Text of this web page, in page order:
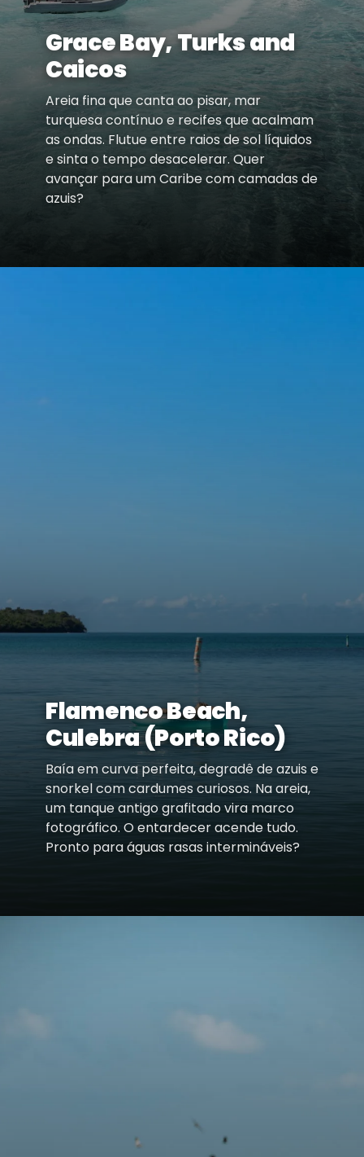
Grace Bay, Turks and
Caicos
Areia fina que canta ao pisar, mar
turquesa contínuo e recifes que acalmam
as ondas. Flutue entre raios de sol líquidos
e sinta o tempo desacelerar. Quer
avançar para um Caribe com camadas de
azuis?
Flamenco Beach,
Culebra (Porto Rico)
Baía em curva perfeita, degradê de azuis e
snorkel com cardumes curiosos. Na areia,
um tanque antigo grafitado vira marco
fotográfico. O entardecer acende tudo.
Pronto para águas rasas intermináveis?